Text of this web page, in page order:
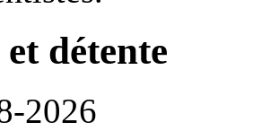
détente
2026